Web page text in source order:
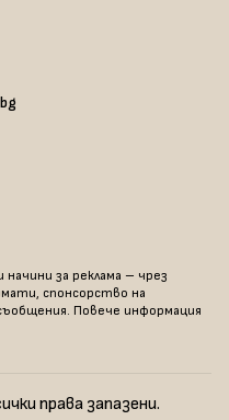
начини за реклама – чрез
спонсорство на
Повече информация
права запазени.